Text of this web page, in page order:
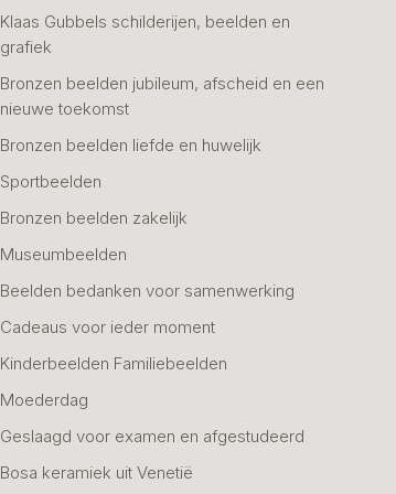
Klaas Gubbels schilderijen, beelden en
grafiek
Bronzen beelden jubileum, afscheid en een
nieuwe toekomst
Bronzen beelden liefde en huwelijk
Sportbeelden
Bronzen beelden zakelijk
Museumbeelden
Beelden bedanken voor samenwerking
Cadeaus voor ieder moment
Kinderbeelden Familiebeelden
Moederdag
Geslaagd voor examen en afgestudeerd
Bosa keramiek uit Venetië